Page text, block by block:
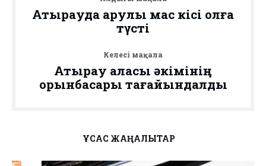
Атырауда қарулы мас кісі қолға
түсті
Келесі мақала
Атырау қаласы әкімінің
орынбасары тағайындалды
ҰҚСАС ЖАҢАЛЫҚТАР